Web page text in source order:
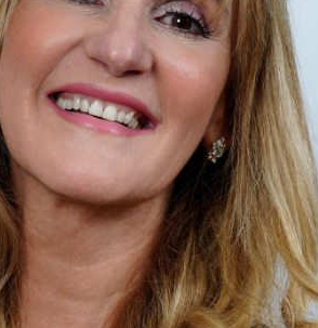
Joan Bluteau | Espace St-Denis
espacestdenis.com
Dalida s'articule autour de l'œuvre
musicale de Dalida, une chanteuse plus
grande que nature qui, plus de 35 ans
après sa disparition, continue de...
View on Facebook · Share
Joan Bluteau
2 months ago
Le 31 octobre prochain, je présenterai mon